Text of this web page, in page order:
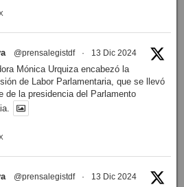
@prensalegistdf · 13 Dic 2024
Mónica Urquiza encabezó la
de Labor Parlamentaria, que se llevó
de la presidencia del Parlamento
@prensalegistdf · 13 Dic 2024